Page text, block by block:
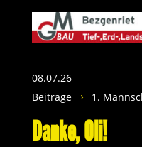
08.07.26
Beiträge
5 1.
Danke, Oli!